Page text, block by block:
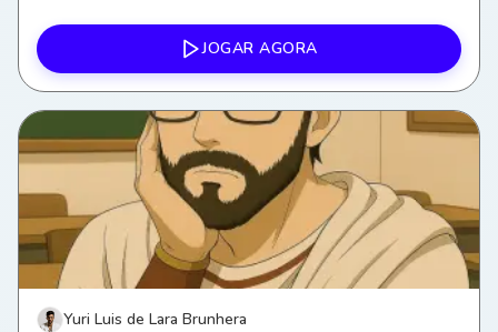
geográficos conosco. Pronto para a decolagem?
JOGAR AGORA
Yuri Luis de Lara Brunhera